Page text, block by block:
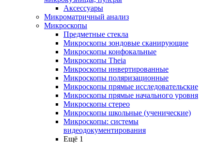
Аксессуары
Микроматричный анализ
Микроскопы
Предметные стекла
Микроскопы зондовые сканирующие
Микроскопы конфокальные
Микроскопы Theia
Микроскопы инвертированные
Микроскопы поляризационные
Микроскопы прямые исследовательские
Микроскопы прямые начального уровня
Микроскопы стерео
Микроскопы школьные (ученические)
Микроскопы: системы
видеодокументирования
Ещё 1